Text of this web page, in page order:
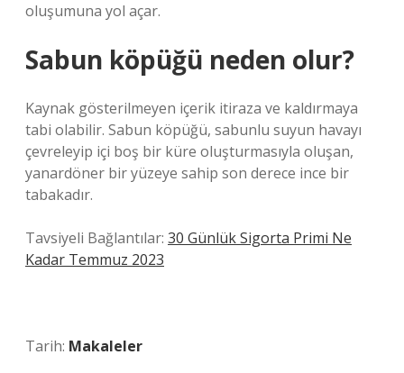
oluşumuna yol açar.
Sabun köpüğü neden olur?
Kaynak gösterilmeyen içerik itiraza ve kaldırmaya
tabi olabilir. Sabun köpüğü, sabunlu suyun havayı
çevreleyip içi boş bir küre oluşturmasıyla oluşan,
yanardöner bir yüzeye sahip son derece ince bir
tabakadır.
Tavsiyeli Bağlantılar: 30 Günlük Sigorta Primi Ne
Kadar Temmuz 2023
Tarih: Makaleler